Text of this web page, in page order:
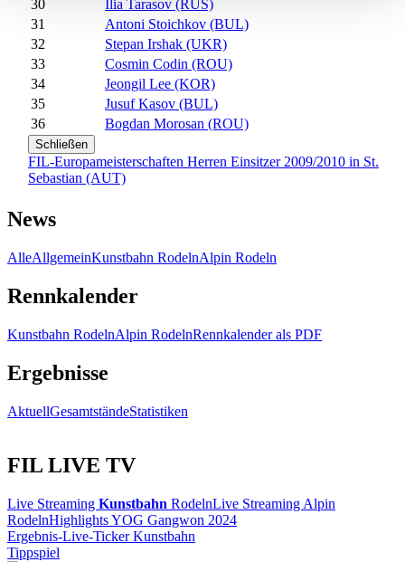
30
Ilia Tarasov (RUS)
31
Antoni Stoichkov (BUL)
32
Stepan Irshak (UKR)
33
Cosmin Codin (ROU)
34
Jeongil Lee (KOR)
35
Jusuf Kasov (BUL)
36
Bogdan Morosan (ROU)
Schließen
FIL-Europameisterschaften Herren Einsitzer 2009/2010 in St.
Sebastian (AUT)
News
AlleAllgemeinKunstbahn RodelnAlpin Rodeln
Rennkalender
Kunstbahn RodelnAlpin RodelnRennkalender als PDF
Ergebnisse
AktuellGesamtständeStatistiken
FIL LIVE TV
Live Streaming Kunstbahn RodelnLive Streaming Alpin
RodelnHighlights YOG Gangwon 2024
Ergebnis-Live-Ticker Kunstbahn
Tippspiel